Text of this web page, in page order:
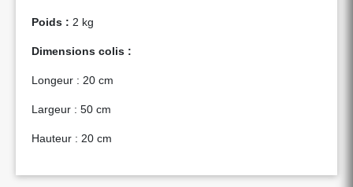
Poids : 2 kg
Dimensions colis :
Longeur : 20 cm
Largeur : 50 cm
Hauteur : 20 cm